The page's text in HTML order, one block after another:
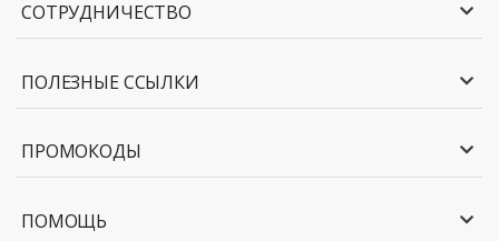
СОТРУДНИЧЕСТВО
ПОЛЕЗНЫЕ ССЫЛКИ
ПРОМОКОДЫ
ПОМОЩЬ